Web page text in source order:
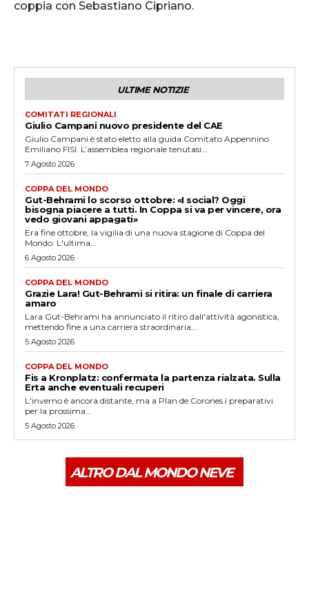
coppia con Sebastiano Cipriano.
ULTIME NOTIZIE
COMITATI REGIONALI
Giulio Campani nuovo presidente del CAE
Giulio Campani è stato eletto alla guida Comitato Appennino
Emiliano FISI. L’assemblea regionale tenutasi...
7 Agosto 2026
COPPA DEL MONDO
Gut-Behrami lo scorso ottobre: «I social? Oggi
bisogna piacere a tutti. In Coppa si va per vincere, ora
vedo giovani appagati»
Era fine ottobre, la vigilia di una nuova stagione di Coppa del
Mondo. L'ultima...
6 Agosto 2026
COPPA DEL MONDO
Grazie Lara! Gut-Behrami si ritira: un finale di carriera
amaro
Lara Gut-Behrami ha annunciato il ritiro dall'attività agonistica,
mettendo fine a una carriera straordinaria...
5 Agosto 2026
COPPA DEL MONDO
Fis a Kronplatz: confermata la partenza rialzata. Sulla
Erta anche eventuali recuperi
L'inverno è ancora distante, ma a Plan de Corones i preparativi
per la prossima...
5 Agosto 2026
ALTRO DAL MONDO NEVE